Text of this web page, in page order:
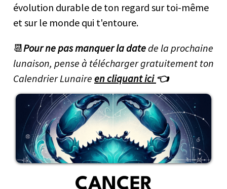
évolution durable de ton regard sur toi-même
et sur le monde qui t'entoure.
📆Pour ne pas manquer la datede la prochaine
lunaison, pense à télécharger gratuitement ton
Calendrier Lunaire en cliquant ici 👈
CANCER